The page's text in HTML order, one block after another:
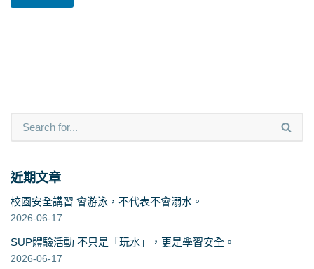
近期文章
校園安全講習 會游泳，不代表不會溺水。
2026-06-17
SUP體驗活動 不只是「玩水」，更是學習安全。
2026-06-17